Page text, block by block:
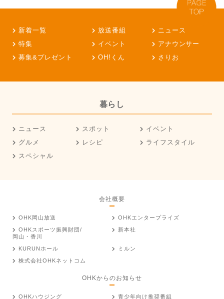
新着一覧 放送番組
ニュース
特集
イベント
アナウンサー
募集&プレゼント
OH!くん さりお
暮らし
ニュース スポット
イベント
グルメ
レシピ
ライフスタイル
スペシャル
会社概要
OHK岡山放送
OHKエンタープライズ
OHKスポーツ振興財団/
岡山・香川
新本社
KURUNホール
ミルン
株式会社OHKネットコム
OHKからのお知らせ
OHKハウジング 青少年向け推奨番組